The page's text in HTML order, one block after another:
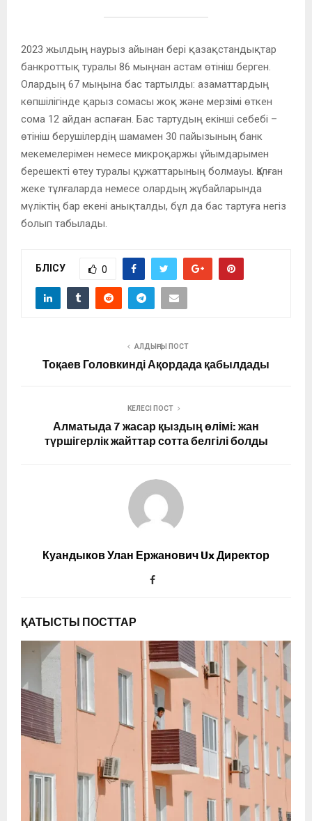
2023 жылдың наурыз айынан бері қазақстандықтар
банкроттық туралы 86 мыңнан астам өтініш берген.
Олардың 67 мыңына бас тартылды: азаматтардың
көпшілігінде қарыз сомасы жоқ және мерзімі өткен
сома 12 айдан аспаған. Бас тартудың екінші себебі –
өтініш берушілердің шамамен 30 пайызының банк
мекемелерімен немесе микроқаржы ұйымдарымен
берешекті өтеу туралы құжаттарының болмауы. Қалған
жеке тұлғаларда немесе олардың жұбайларында
мүліктің бар екені анықталды, бұл да бас тартуға негіз
болып табылады.
БӨЛІСУ 0
АЛДЫҢҒЫ ПОСТ
Тоқаев Головкинді Ақордада қабылдады
КЕЛЕСІ ПОСТ
Алматыда 7 жасар қыздың өлімі: жан
түршігерлік жайттар сотта белгілі болды
Куандыков Улан Ержанович Ux Директор
ҚАТЫСТЫ ПОСТТАР